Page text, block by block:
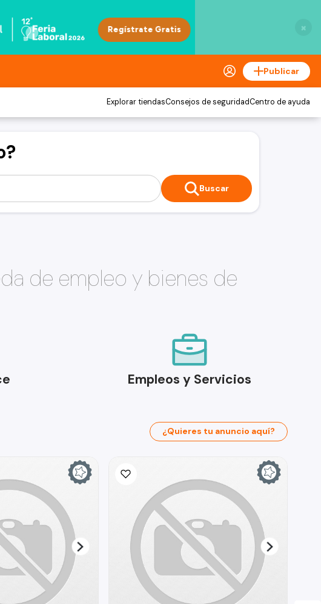
×
Publicar
Explorar tiendasConsejos de seguridadCentro de ayuda
Buscar
de empleo y bienes de
Empleos y Servicios
¿Quieres tu anuncio aquí?